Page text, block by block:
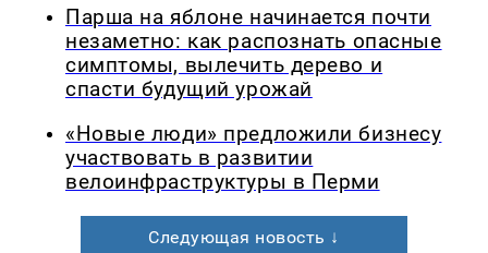
Парша на яблоне начинается почти
незаметно: как распознать опасные
симптомы, вылечить дерево и
спасти будущий урожай
«Новые люди» предложили бизнесу
участвовать в развитии
велоинфраструктуры в Перми
Следующая новость ↓